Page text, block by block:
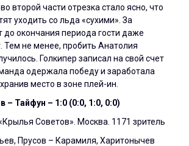
второй части отрезка стало ясно, что
уходить со льда «сухими». За
до окончания периода гости даже
Тем не менее, пробить Анатолия
Голкипер записал на свой счет
одержала победу и заработала
место в зоне плей-ин.
– Тайфун – 1:0 (0:0, 1:0, 0:0)
Советов». Москва. 1171 зритель
Прусов – Карамиля, Харитонычев